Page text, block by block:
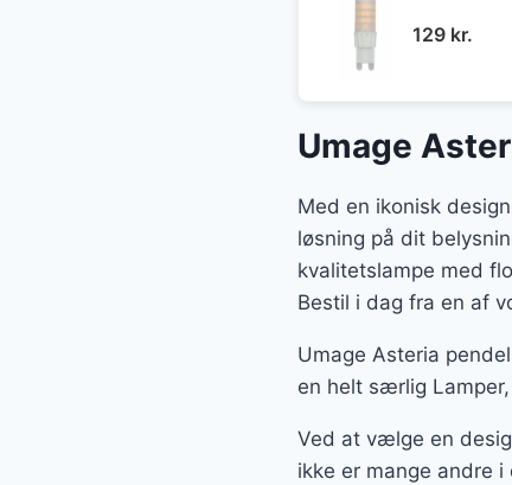
129 kr.
Umage
Med en ikonisk
løsning på dit
kvalitetslampe med
Bestil i dag fra en af
Umage Asteria
en helt særlig
Ved at vælge en
ikke er mange andre